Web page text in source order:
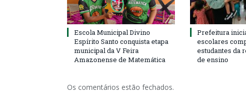
Escola Municipal Divino
Espírito Santo conquista etapa
municipal da V Feira
Amazonense de Matemática
Prefeitura
escolares
estudantes da
de ensino
Os comentários estão fechados.